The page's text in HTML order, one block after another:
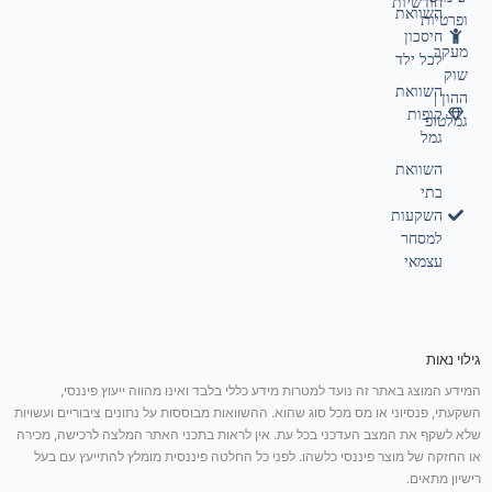
השוואת
חיסכון
לכל ילד
השוואת
קופות
גמל
השוואת
בתי
השקעות
למסחר
עצמאי
ופרטיות
מעקב
שוק
ההון |
גמלטופ
גילוי נאות
המידע המוצג באתר זה נועד למטרות מידע כללי בלבד ואינו מהווה ייעוץ פיננסי,
השקעתי, פנסיוני או מס מכל סוג שהוא. ההשוואות מבוססות על נתונים ציבוריים ועשויות
שלא לשקף את המצב העדכני בכל עת. אין לראות בתכני האתר המלצה לרכישה, מכירה
או החזקה של מוצר פיננסי כלשהו. לפני כל החלטה פיננסית מומלץ להתייעץ עם בעל
רישיון מתאים.